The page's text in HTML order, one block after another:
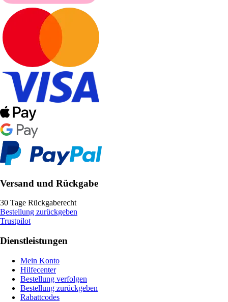
Versand und Rückgabe
30 Tage Rückgaberecht
Bestellung zurückgeben
Trustpilot
Dienstleistungen
Mein Konto
Hilfecenter
Bestellung verfolgen
Bestellung zurückgeben
Rabattcodes